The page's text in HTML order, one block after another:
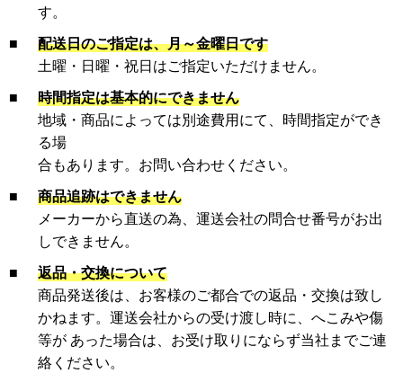
す。
■
配送日のご指定は、月～金曜日です
土曜・日曜・祝日はご指定いただけません。
■
時間指定は基本的にできません
地域・商品によっては別途費用にて、時間指定ができ
る場
合もあります。お問い合わせください。
■
商品追跡はできません
メーカーから直送の為、運送会社の問合せ番号がお出
しできません。
■
返品・交換について
商品発送後は、お客様のご都合での返品・交換は致し
かねます。運送会社からの受け渡し時に、へこみや傷
等が あった場合は、お受け取りにならず当社までご連
絡ください。